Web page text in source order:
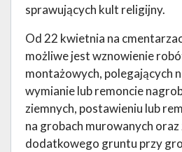
sprawujących kult religijny.
Od 22 kwietnia na
możliwe jest wznowienie
montażowych, polegających
wymianie lub remoncie
ziemnych, postawieniu lub
na grobach murowanych oraz
dodatkowego gruntu przy